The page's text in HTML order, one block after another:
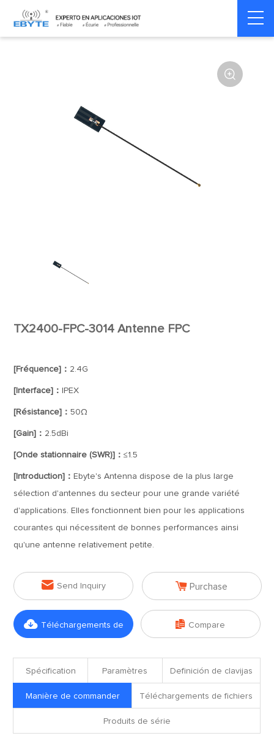
Home > Accessoires > Antenna

TX2400-FPC-3014 Antenne FPC
[Fréquence]： 2.4G
[Interface]： IPEX
[Résistance]：50Ω
[Gain]： 2.5dBi
[Onde stationnaire (SWR)]：≤1.5
[Introduction]： Ebyte's Antenna dispose de la plus large
sélection d'antennes du secteur pour une grande variété
d'applications. Elles fonctionnent bien pour les applications
courantes qui nécessitent de bonnes performances ainsi
qu'une antenne relativement petite.
 Send Inquiry  Purchase
 Téléchargements de  Compare
Spécification Paramètres Definición de clavijas
Manière de commander Téléchargements de fichiers
Produits de série